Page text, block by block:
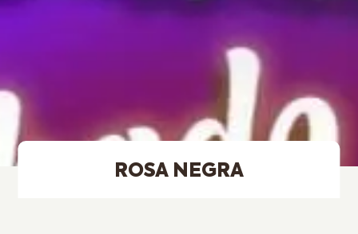
ROSA NEGRA